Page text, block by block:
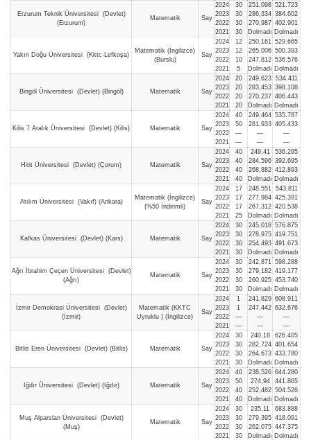
Erzurum Teknik Üniversitesi (Devlet)
(Erzurum)
Matematik Say
2024
2023
2022
2021
30
30
30
30
251,098
286,334
270,987
Dolmadı
521.723
384.602
402.901
Dolmadı
Yakın Doğu Üniversitesi (Kktc-Lefkoşa)
Matematik (İngilizce)
(Burslu)
Say
2024
2023
2022
2021
12
12
10
5
250,161
265,006
247,812
Dolmadı
529.665
500.393
536.576
Dolmadı
Bingöl Üniversitesi (Devlet) (Bingöl) Matematik Say
2024
2023
2022
2021
20
20
20
20
249,623
283,453
270,237
Dolmadı
534.411
398.108
406.443
Dolmadı
Kilis 7 Aralık Üniversitesi (Devlet) (Kilis) Matematik Say
2024
2023
2022
2021
40
50
—
—
249,464
281,933
—
—
535.787
405.433
—
—
Hitit Üniversitesi (Devlet) (Çorum) Matematik Say
2024
2023
2022
2021
40
40
40
40
249,41
284,596
268,882
Dolmadı
536.295
392.695
412.893
Dolmadı
Atılım Üniversitesi (Vakıf) (Ankara)
Matematik (İngilizce)
(%50 İndirimli)
Say
2024
2023
2022
2021
17
17
17
25
248,551
277,984
267,312
Dolmadı
543.811
425.391
420.538
Dolmadı
Kafkas Üniversitesi (Devlet) (Kars) Matematik Say
2024
2023
2022
2021
30
30
30
30
245,018
278,975
254,493
Dolmadı
576.875
419.751
491.673
Dolmadı
Ağrı İbrahim Çeçen Üniversitesi (Devlet)
(Ağrı)
Matematik Say
2024
2023
2022
2021
30
30
30
30
242,871
279,182
260,925
Dolmadı
598.288
419.177
453.740
Dolmadı
İzmir Demokrasi Üniversitesi (Devlet)
(İzmir)
Matematik (KKTC
Uyruklu ) (İngilizce)
Say
2024
2023
2022
2021
1
1
—
—
241,829
247,442
—
—
608.911
632.676
—
—
Bitlis Eren Üniversitesi (Devlet) (Bitlis) Matematik Say
2024
2023
2022
2021
30
30
30
30
240,18
282,724
264,673
Dolmadı
626.405
401.654
433.780
Dolmadı
Iğdır Üniversitesi (Devlet) (Iğdır) Matematik Say
2024
2023
2022
2021
40
50
40
40
238,526
274,94
252,482
Dolmadı
644.280
441.865
504.526
Dolmadı
Muş Alparslan Üniversitesi (Devlet)
(Muş)
Matematik Say
2024
2023
2022
2021
30
30
30
30
235,11
279,395
262,075
Dolmadı
683.888
418.091
447.375
Dolmadı